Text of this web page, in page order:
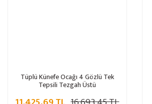
Tüplü Künefe Ocağı 4 Gözlü Tek
Tepsili Tezgah Üstü